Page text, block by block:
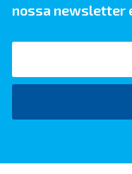
nossa newsletter